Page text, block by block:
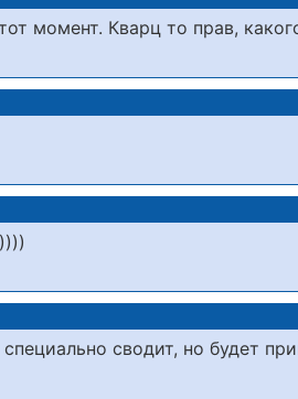
момент. Кварц то прав,
сводит, но будет